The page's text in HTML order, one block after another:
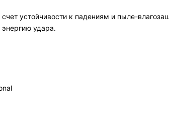
устойчивости к падениям и пыле-
удара.